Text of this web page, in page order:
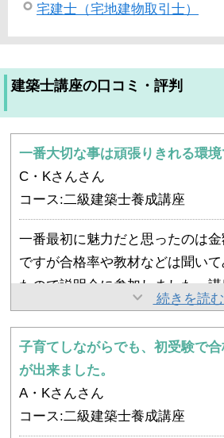
宅建士（宅地建物取引士）
建築士講座の口コミ・評判
一番大切な事は頑張りきれる環境
C・Kさんさん
コース:二級建築士養成講座
一番最初に魅力だと思ったのは金
ですが合格率や教材などは聞い
たので説明会に参加しました。
合格率、試験の内容など、こと
だき、こちらの質問に納得でき
いので受講を決めました。
結果を出す為には努力が必要だ
たが、先生方の熱意や、担当の方
中を押されながら最後まで頑張る
やらないといけないという状況が
れたと思います。自宅学習（宿題
の為、サボりがちだったのですが
周りの人がすごくスラスラ問題を
続きを読む
子育てしながらでも、初受験で
が出来ました。
A・Kさんさん
コース:二級建築士養成講座